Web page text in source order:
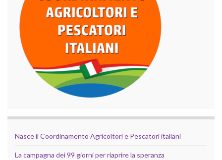
Nasce il Coordinamento Agricoltori e Pescatori italiani
La campagna dei 99 giorni per riaprire la speranza